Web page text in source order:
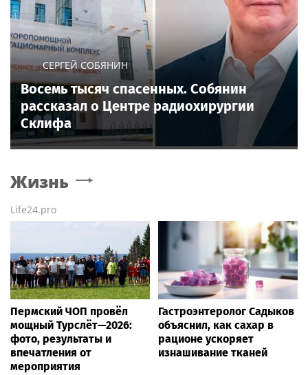
СЕРГЕЙ СОБЯНИН
Восемь тысяч спасенных. Собянин
рассказал о Центре радиохирургии
Склифа
Жизнь
Life24.pro
Пермский ЧОП провёл
мощный Турслёт—2026:
фото, результаты и
впечатления от
мероприятия
Гастроэнтеролог Садыков
объяснил, как сахар в
рационе ускоряет
изнашивание тканей